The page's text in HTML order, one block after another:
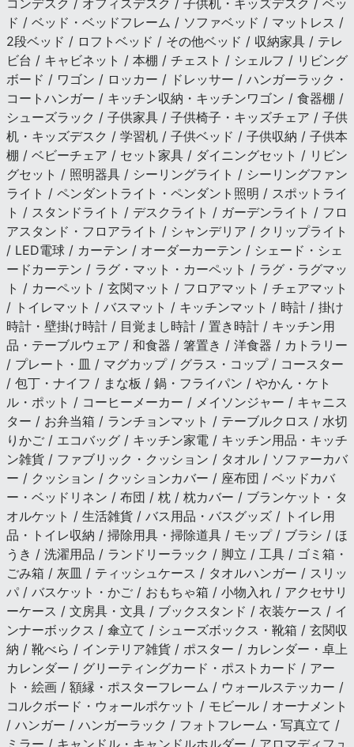
ド / ベッド・ベッドフレーム / ソファベッド / マットレス /
2段ベッド / ロフトベッド / その他ベッド / 収納家具 / テレ
ビ台 / キャビネット / 本棚 / チェスト / シェルフ / リビング
ボード / ワゴン / ロッカー / ドレッサー / ハンガーラック・
コートハンガー / キッチン収納・キッチンワゴン / 食器棚 /
シューズラック / 子供家具 / 子供椅子・キッズチェア / 子供
机・キッズデスク / 学習机 / 子供ベッド / 子供収納 / 子供本
棚 / ベビーチェア / セット家具 / ダイニングセット / リビン
グセット / 照明器具 / シーリングライト / シーリングファン
ライト / ペンダントライト・ペンダント照明 / スポットライ
ト / スタンドライト / デスクライト / ガーデンライト / フロ
アスタンド・フロアライト / シャンデリア / クリップライト
/ LED電球 / カーテン / オーダーカーテン / シェード・シェ
ードカーテン / ラグ・マット・カーペット / ラグ・ラグマッ
ト / カーペット / 玄関マット / フロアマット / チェアマット
/ トイレマット / バスマット / キッチンマット / 時計 / 掛け
時計・壁掛け時計 / 目覚まし時計 / 置き時計 / キッチン用
品・テーブルウェア / 和食器 / 箸置き / 洋食器 / カトラリー
/ プレート・皿 / マグカップ / グラス・コップ / コースター
/ 包丁・ナイフ / まな板 / 鍋・フライパン / やかん・ケト
ル・ポット / コーヒーメーカー / メイソンジャー / キャニス
ター / お弁当箱 / ランチョンマット / テーブルクロス / 水切
りかご / エコバッグ / キッチン家電 / キッチン用品・キッチ
ン雑貨 / ファブリック・クッション / タオル / ソファーカバ
ー / クッション / クッションカバー / 座布団 / ベッドカバ
ー・ベッドリネン / 布団 / 枕 / 枕カバー / ブランケット・タ
オルケット / 生活雑貨 / バス用品・バスグッズ / トイレ用
品・トイレ収納 / 掃除用具・掃除道具 / モップ / ブラシ / ほ
うき / 洗濯用品 / ランドリーラック / 脚立 / 工具 / ゴミ箱・
ごみ箱 / 灰皿 / ティッシュケース / タオルハンガー / スリッ
パ / バスケット・かご / おもちゃ箱 / 小物入れ / アクセサリ
ーケース / 文房具・文具 / ブックスタンド / 衣装ケース / イ
ンナーボックス / 傘立て / シューズボックス・靴箱 / 玄関収
納 / 靴べら / インテリア雑貨 / ポスター / カレンダー・卓上
カレンダー / グリーティングカード・ポストカード / アー
ト・絵画 / 額縁・ポスターフレーム / ウォールステッカー /
コルクボード・ウォールポケット / モビール / オーナメント
/ ハンガー / ハンガーラック / フォトフレーム・写真立て /
ミラー / キャンドル・キャンドルホルダー / アロマディフュ